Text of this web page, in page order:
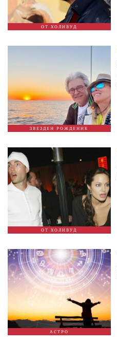
ОТ ХОЛИВУД
ЗВЕЗДЕН РОЖДЕНИК
ОТ ХОЛИВУД
АСТРО